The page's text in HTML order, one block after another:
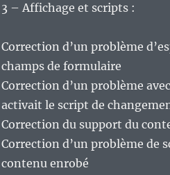
3 – Affichage et scripts :
Correction d’un problème
champs de formulaire
Correction d’un problème
activait le script de
Correction du support du
Correction d’un problème de
contenu enrobé